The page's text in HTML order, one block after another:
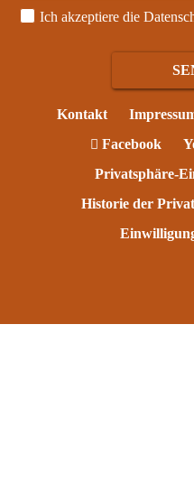
Ich akzeptiere die
Kontakt
Facebook
Privatsphäre-
Historie der